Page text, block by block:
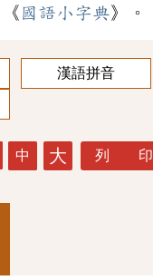
國語小字典》。
漢語拼音
中 大 列 印